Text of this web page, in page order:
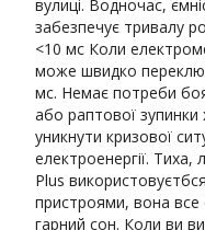
вулиці. Водночас,
забезпечує тривалу
<10 мс Коли
може швидко
мс. Немає потреби
або раптової
уникнути кризової
електроенергії.
Plus
пристроями, вона
гарний сон. Коли ви